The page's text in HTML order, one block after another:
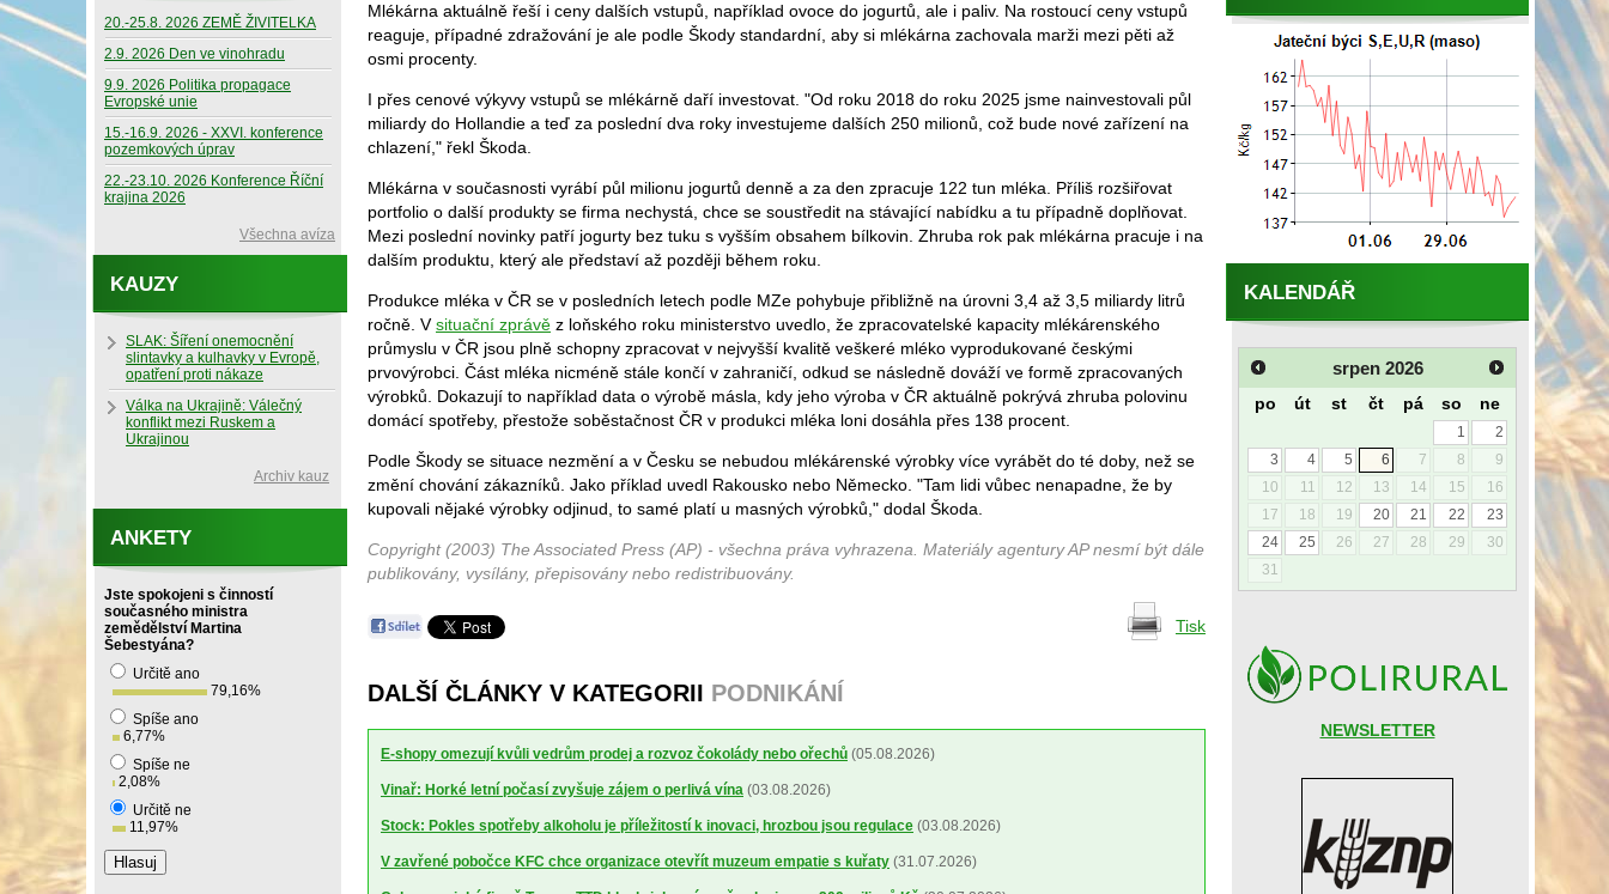
Mlékárna aktuálně řeší i ceny dalších vstupů, například ovoce do jogurtů, ale i paliv. Na rostoucí ceny vstupů
reaguje, případné zdražování je ale podle Škody standardní, aby si mlékárna zachovala marži mezi pěti až
osmi procenty.
I přes cenové výkyvy vstupů se mlékárně daří investovat. "Od roku 2018 do roku 2025 jsme nainvestovali půl
miliardy do Hollandie a teď za poslední dva roky investujeme dalších 250 milionů, což bude nové zařízení na
chlazení," řekl Škoda.
Mlékárna v současnosti vyrábí půl milionu jogurtů denně a za den zpracuje 122 tun mléka. Příliš rozšiřovat
portfolio o další produkty se firma nechystá, chce se soustředit na stávající nabídku a tu případně doplňovat.
Mezi poslední novinky patří jogurty bez tuku s vyšším obsahem bílkovin. Zhruba rok pak mlékárna pracuje i na
dalším produktu, který ale představí až později během roku.
Produkce mléka v ČR se v posledních letech podle MZe pohybuje přibližně na úrovni 3,4 až 3,5 miliardy litrů
ročně. Vsituační zprávě z loňského roku ministerstvo uvedlo, že zpracovatelské kapacity mlékárenského
průmyslu v ČR jsou plně schopny zpracovat v nejvyšší kvalitě veškeré mléko vyprodukované českými
prvovýrobci. Část mléka nicméně stále končí v zahraničí, odkud se následně dováží ve formě zpracovaných
výrobků. Dokazují to například data o výrobě másla, kdy jeho výroba v ČR aktuálně pokrývá zhruba polovinu
domácí spotřeby, přestože soběstačnost ČR v produkci mléka loni dosáhla přes 138 procent.
Podle Škody se situace nezmění a v Česku se nebudou mlékárenské výrobky více vyrábět do té doby, než se
změní chování zákazníků. Jako příklad uvedl Rakousko nebo Německo. "Tam lidi vůbec nenapadne, že by
kupovali nějaké výrobky odjinud, to samé platí u masných výrobků," dodal Škoda.
Copyright (2003) The Associated Press (AP) - všechna práva vyhrazena. Materiály agentury AP nesmí být dále
publikovány, vysílány, přepisovány nebo redistribuovány.
Tisk
DALŠÍ ČLÁNKY V KATEGORII PODNIKÁNÍ
E-shopy omezují kvůli vedrům prodej a rozvoz čokolády nebo ořechů (05.08.2026)
Vinař: Horké letní počasí zvyšuje zájem o perlivá vína (03.08.2026)
Stock: Pokles spotřeby alkoholu je příležitostí k inovaci, hrozbou jsou regulace (03.08.2026)
V zavřené pobočce KFC chce organizace otevřít muzeum empatie s kuřaty (31.07.2026)
KALENDÁŘ
srpen 2026
po út st čt pá so ne
1
2
3
4 5 6 7 8
9
10
11 12 13 14 15
16
17
18 19 20 21 22
23
24
25 26 27 28 29
30
31
NEWSLETTER
20.-25.8. 2026 ZEMĚ ŽIVITELKA
2.9. 2026 Den ve vinohradu
9.9. 2026 Politika propagace
Evropské unie
15.-16.9. 2026 - XXVI. konference
pozemkových úprav
22.-23.10. 2026 Konference Říční
krajina 2026
Všechna avíza
KAUZY
SLAK: Šíření onemocnění
slintavky a kulhavky v Evropě,
opatření proti nákaze
Válka na Ukrajině: Válečný
konflikt mezi Ruskem a
Ukrajinou
Archiv kauz
ANKETY
Jste spokojeni s činností
současného ministra
zemědělství Martina
Šebestyána?
Určitě ano
79,16%
Spíše ano
6,77%
Spíše ne
2,08%
Určitě ne
11,97%